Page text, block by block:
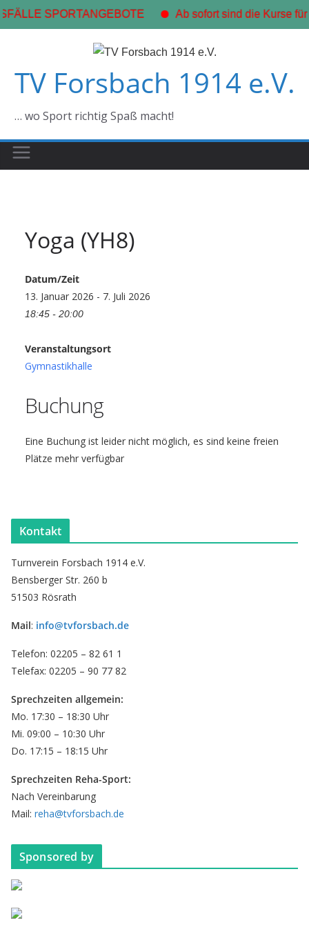
SPORTANGEBOTE Ab sofort sind die Kurse
springen
TV Forsbach 1914 e.V.
… wo Sport richtig Spaß macht!
Yoga (YH8)
Datum/Zeit
13. Januar 2026 - 7. Juli 2026
18:45 - 20:00
Veranstaltungsort
Gymnastikhalle
Buchung
Eine Buchung ist leider nicht möglich, es sind keine freien
Plätze mehr verfügbar
Kontakt
Turnverein Forsbach 1914 e.V.
Bensberger Str. 260 b
51503 Rösrath
Mail: info@tvforsbach.de
Telefon: 02205 – 82 61 1
Telefax: 02205 – 90 77 82
Sprechzeiten allgemein:
Mo. 17:30 – 18:30 Uhr
Mi. 09:00 – 10:30 Uhr
Do. 17:15 – 18:15 Uhr
Sprechzeiten Reha-Sport:
Nach Vereinbarung
Mail: reha@tvforsbach.de
Sponsored by